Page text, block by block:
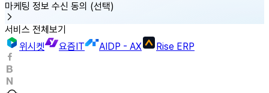
마케팅 정보 수신 동의 (선택)
서비스 전체보기
위시켓
요즘IT AIDP - AX Rise ERP